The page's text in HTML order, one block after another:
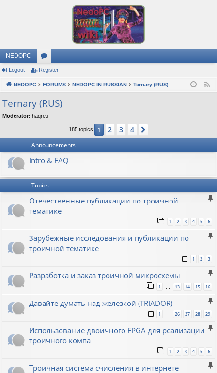
NEDOPC
or
u
m
s
Logout Register
NEDOPC FORUMS NEDOPC IN RUSSIAN Ternary (RUS)
Ternary (RUS)
Moderator: haqreu
185 topics 1 2 3 4
Announcements
Intro & FAQ
Topics
Отечественные публикации по троичной
тематике
1 2 3 4 5 6
Зарубежные исследования и публикации по
троичной тематике
1 2 3
Разработка и заказ троичной микросхемы
1 13 14 15 16
Давайте думать над железкой (TRIADOR)
1 26 27 28 29
Использование двоичного FPGA для реализации
троичного компа
1 2 3 4 5 6
Троичная система счисления в интернете